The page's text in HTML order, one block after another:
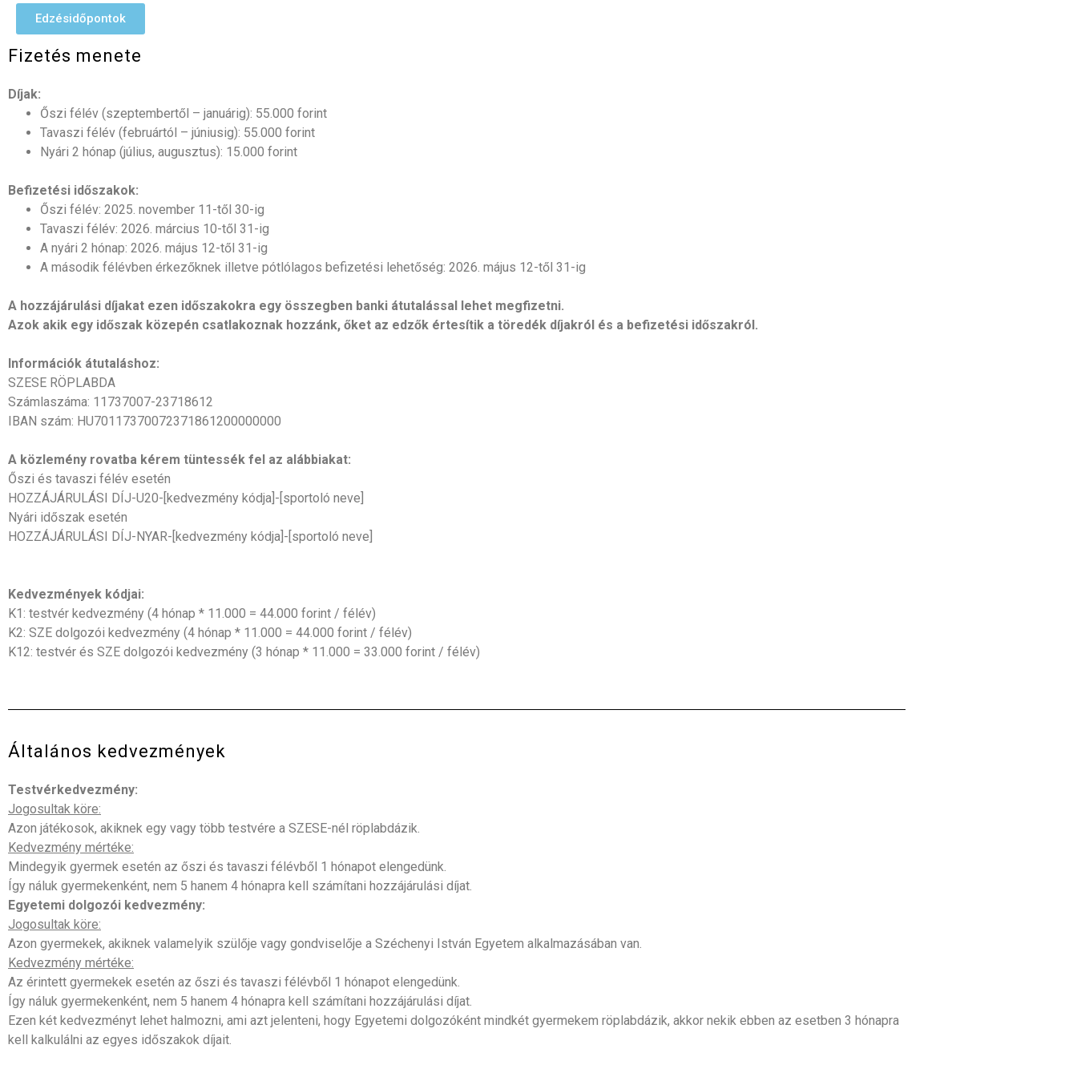
Edzésidőpontok
Fizetés menete
Díjak:
Őszi félév (szeptembertől – januárig): 55.000 forint
Tavaszi félév (februártól – júniusig): 55.000 forint
Nyári 2 hónap (július, augusztus): 15.000 forint
Befizetési időszakok:
Őszi félév: 2025. november 11-től 30-ig
Tavaszi félév: 2026. március 10-től 31-ig
A nyári 2 hónap: 2026. május 12-től 31-ig
A második félévben érkezőknek illetve pótlólagos befizetési lehetőség: 2026. május 12-től 31-ig
A hozzájárulási díjakat ezen időszakokra egy összegben banki átutalással lehet megfizetni.
Azok akik egy időszak közepén csatlakoznak hozzánk, őket az edzők értesítik a töredék díjakról és a befizetési időszakról.
Információk átutaláshoz:
SZESE RÖPLABDA
Számlaszáma: 11737007-23718612
IBAN szám: HU70117370072371861200000000
A közlemény rovatba kérem tüntessék fel az alábbiakat:
Őszi és tavaszi félév esetén
HOZZÁJÁRULÁSI DÍJ-U20-[kedvezmény kódja]- [sportoló neve]
Nyári időszak esetén
HOZZÁJÁRULÁSI DÍJ-NYAR-[kedvezmény kódja]- [sportoló neve]
Kedvezmények kódjai:
K1: testvér kedvezmény (4 hónap * 11.000 = 44.000 forint / félév)
K2: SZE dolgozói kedvezmény (4 hónap * 11.000 = 44.000 forint / félév)
K12: testvér és SZE dolgozói kedvezmény (3 hónap * 11.000 = 33.000 forint / félév)
Általános kedvezmények
Testvérkedvezmény:
Jogosultak köre:
Azon játékosok, akiknek egy vagy több testvére a SZESE-nél röplabdázik.
Kedvezmény mértéke:
Mindegyik gyermek esetén az őszi és tavaszi félévből 1 hónapot elengedünk.
Így náluk gyermekenként, nem 5 hanem 4 hónapra kell számítani hozzájárulási díjat.
Egyetemi dolgozói kedvezmény:
Jogosultak köre:
Azon gyermekek, akiknek valamelyik szülője vagy gondviselője a Széchenyi István Egyetem alkalmazásában van.
Kedvezmény mértéke:
Az érintett gyermekek esetén az őszi és tavaszi félévből 1 hónapot elengedünk.
Így náluk gyermekenként, nem 5 hanem 4 hónapra kell számítani hozzájárulási díjat.
Ezen két kedvezményt lehet halmozni, ami azt jelenteni, hogy Egyetemi dolgozóként mindkét gyermekem röplabdázik, akkor nekik ebben az esetben 3 hónapra
kell kalkulálni az egyes időszakok díjait.